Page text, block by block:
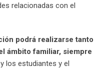
relacionadas con el
podrá realizarse tanto
ámbito familiar, siempre
los estudiantes y el